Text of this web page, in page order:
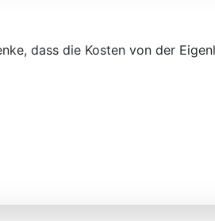
dass die Kosten von der